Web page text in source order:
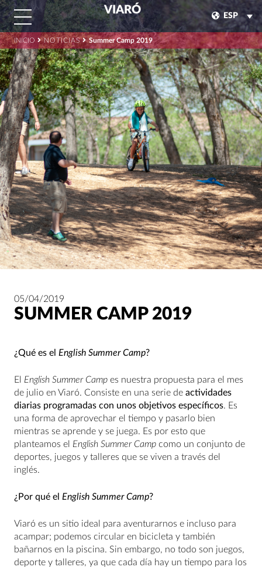
VIARÓ
ESP
INICIO NOTICIAS Summer Camp 2019
05/04/2019
SUMMER CAMP 2019
¿Qué es el English Summer Camp?
El English Summer Camp es nuestra propuesta para el mes
de julio en Viaró. Consiste en una serie de actividades
diarias programadas con unos objetivos específicos. Es
una forma de aprovechar el tiempo y pasarlo bien
mientras se aprende y se juega. Es por esto que
planteamos el English Summer Camp como un conjunto de
deportes, juegos y talleres que se viven a través del
inglés.
¿Por qué el English Summer Camp?
Viaró es un sitio ideal para aventurarnos e incluso para
acampar; podemos circular en bicicleta y también
bañarnos en la piscina. Sin embargo, no todo son juegos,
deporte y talleres, ya que cada día hay un tiempo para los